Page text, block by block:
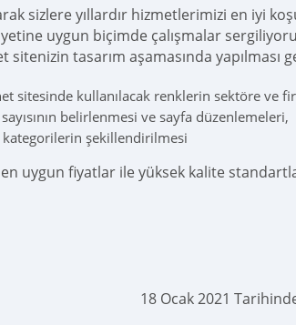
sizlere yıllardır hizmetlerimizi en iyi
uygun biçimde çalışmalar
tasarım aşamasında yapılması
sitesinde kullanılacak renklerin sektöre ve
belirlenmesi ve sayfa düzenlemeleri,
kategorilerin şekillendirilmesi
uygun fiyatlar ile yüksek kalite
18 Ocak 2021